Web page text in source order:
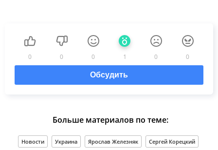
0 0 0 1 0 0
Обсудить
Больше материалов по теме:
Новости Украина Ярослав Железняк Сергей Корецкий